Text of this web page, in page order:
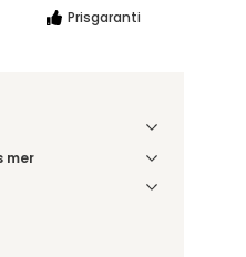
Prisgaranti
mer
tomtgräns. Innan
ordern tillsammans.